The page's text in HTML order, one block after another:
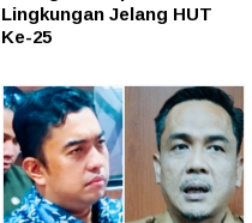
Lingkungan Jelang HUT
Ke-25